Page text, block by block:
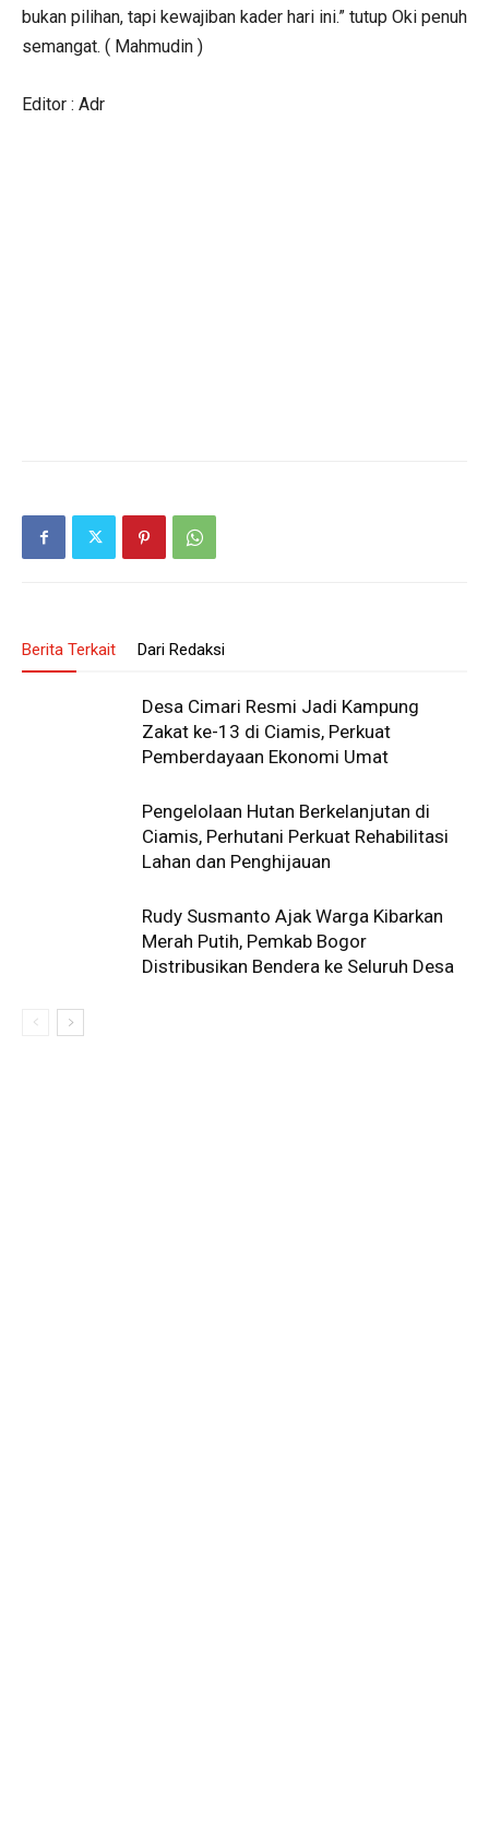
bukan pilihan, tapi kewajiban kader hari ini.” tutup Oki penuh
semangat. ( Mahmudin )
Editor : Adr
Berita Terkait Dari Redaksi
Desa Cimari Resmi Jadi Kampung
Zakat ke-13 di Ciamis, Perkuat
Pemberdayaan Ekonomi Umat
Pengelolaan Hutan Berkelanjutan di
Ciamis, Perhutani Perkuat Rehabilitasi
Lahan dan Penghijauan
Rudy Susmanto Ajak Warga Kibarkan
Merah Putih, Pemkab Bogor
Distribusikan Bendera ke Seluruh Desa